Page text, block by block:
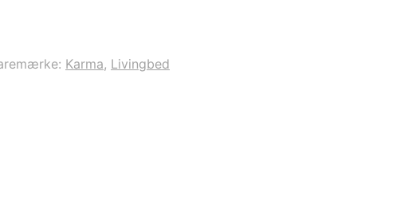
Karma, Livingbed